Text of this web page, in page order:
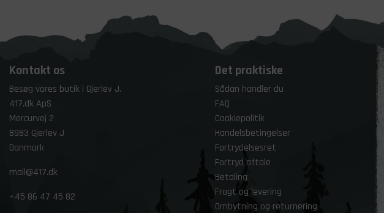
Kontakt os
Besøg vores butik i Gjerlev J.
417.dk ApS
Mercurvej 2
8983 Gjerlev J
Danmark
mail@417.dk
+45 86 47 45 82
Det praktiske
Sådan handler du
FAQ
Cookiepolitik
Handelsbetingelser
Fortrydelsesret
Fortryd aftale
Betaling
Fragt og levering
Ombytning og returnering